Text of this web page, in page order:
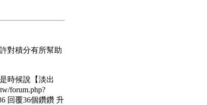
對積分有所幫助
時候說【淡出
forum.php?
回覆36個鑽鑽 升